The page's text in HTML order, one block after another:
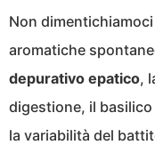
Non
aromatiche
depurativo epatico,
digestione, il basilico
la variabilità del